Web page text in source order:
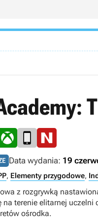
Data wydania: 19
, Elementy przygodowe,
z rozgrywką
na terenie elitarnej
ośrodka.